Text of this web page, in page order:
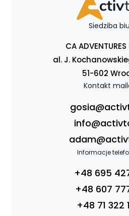
Siedziba
CA
al. J.
51-602
Kontakt
Informacje
+48 695
+48 607
+48 71 322